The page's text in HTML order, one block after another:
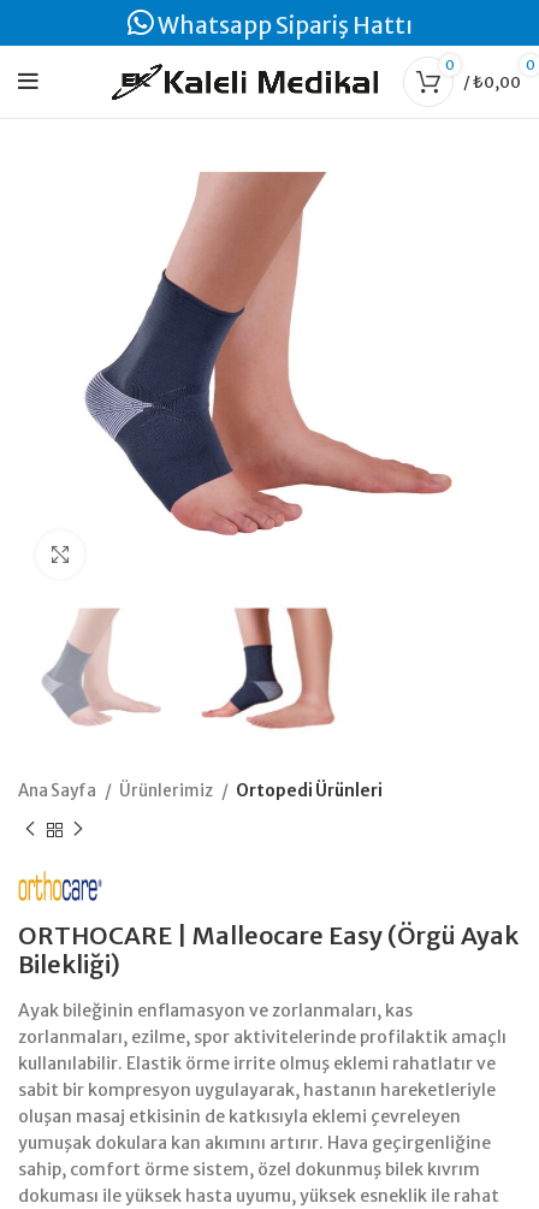
Whatsapp Sipariş Hattı
0 0
/₺0,00
Ana Sayfa Ürünlerimiz Ortopedi Ürünleri
ORTHOCARE | Malleocare Easy (Örgü Ayak
Bilekliği)
Ayak bileğinin enflamasyon ve zorlanmaları, kas
zorlanmaları, ezilme, spor aktivitelerinde profilaktik amaçlı
kullanılabilir. Elastik örme irrite olmuş eklemi rahatlatır ve
sabit bir kompresyon uygulayarak, hastanın hareketleriyle
oluşan masaj etkisinin de katkısıyla eklemi çevreleyen
yumuşak dokulara kan akımını artırır. Hava geçirgenliğine
sahip, comfort örme sistem, özel dokunmuş bilek kıvrım
dokuması ile yüksek hasta uyumu, yüksek esneklik ile rahat